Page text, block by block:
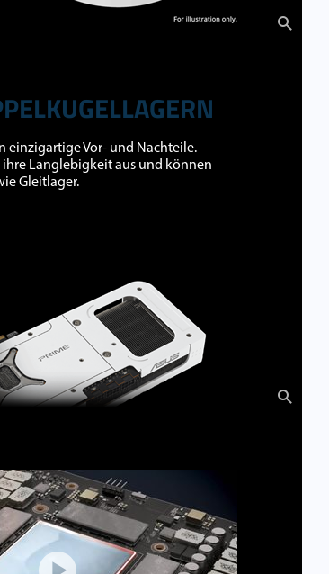
einzigartige Vor- und Nachteile.
Langlebigkeit aus und können
Gleitlager.